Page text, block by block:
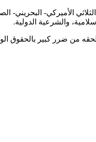
الأميركي-
والشرعية الدولية.
من ضرر كبير بالحقوق